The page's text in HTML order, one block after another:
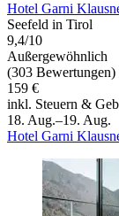
Hotel Garni
Seefeld in Tirol
9,4/10
Außergewöhnlich
(303 Bewertungen)
159 €
inkl. Steuern &
18. Aug.–19. Aug.
Hotel Garni